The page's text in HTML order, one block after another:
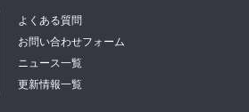
よくある質問
お問い合わせフォーム
ニュース一覧
更新情報一覧